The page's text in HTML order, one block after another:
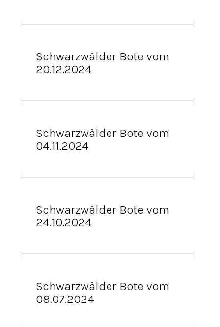
Schwarzwälder Bote vom
20.12.2024
Schwarzwälder Bote vom
04.11.2024
Schwarzwälder Bote vom
24.10.2024
Schwarzwälder Bote vom
08.07.2024